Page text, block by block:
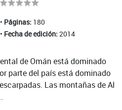
Páginas: 180
Fecha de edición: 2014
de Omán está dominado
parte del país está dominado
Las montañas de Al